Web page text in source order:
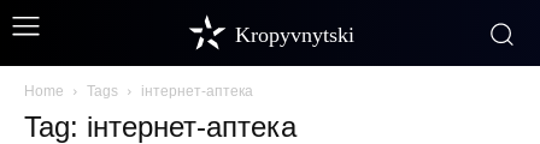
Kropyvnytski
Home Tags інтернет-аптека
Tag: інтернет-аптека